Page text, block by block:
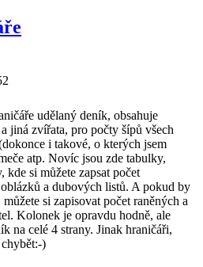
udělaný deník, obsahuje
jiná zvířata, pro počty šípů všech
i takové, o kterých jsem
atp. Novíc jsou zde tabulky,
kde si můžete zapsat počet
a dubových listů. A pokud by
si zapisovat počet raněných a
Kolonek je opravdu hodně, ale
na celé 4 strany. Jinak hraničáři,
)